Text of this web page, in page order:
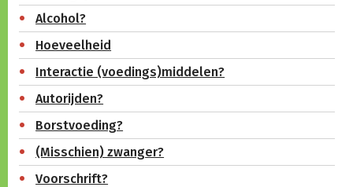
Alcohol?
Hoeveelheid
Interactie (voedings)middelen?
Autorijden?
Borstvoeding?
(Misschien) zwanger?
Voorschrift?